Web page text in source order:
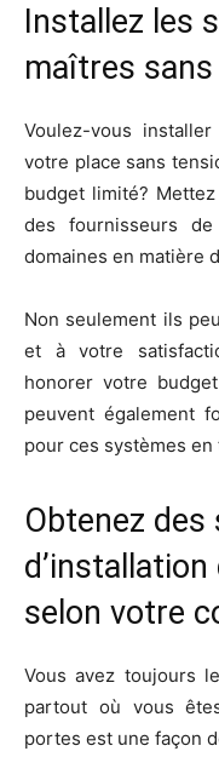
Installez les
maîtres
Voulez-vous
votre place sans
budget limité?
des fournisseurs de
domaines en matière
Non seulement ils
et à votre
honorer votre
peuvent également
pour ces systèmes en
Obtenez des
selon votre
Vous avez toujours
partout où vous
portes est une façon